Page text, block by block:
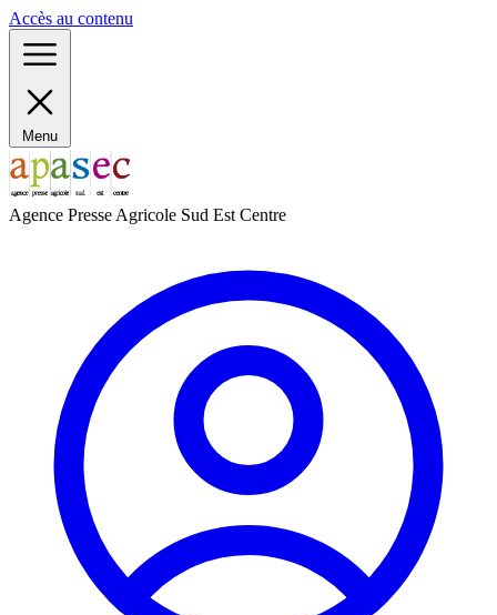
Accès au contenu
Menu
Agence Presse Agricole Sud Est Centre
Panneau de gestion des cookies